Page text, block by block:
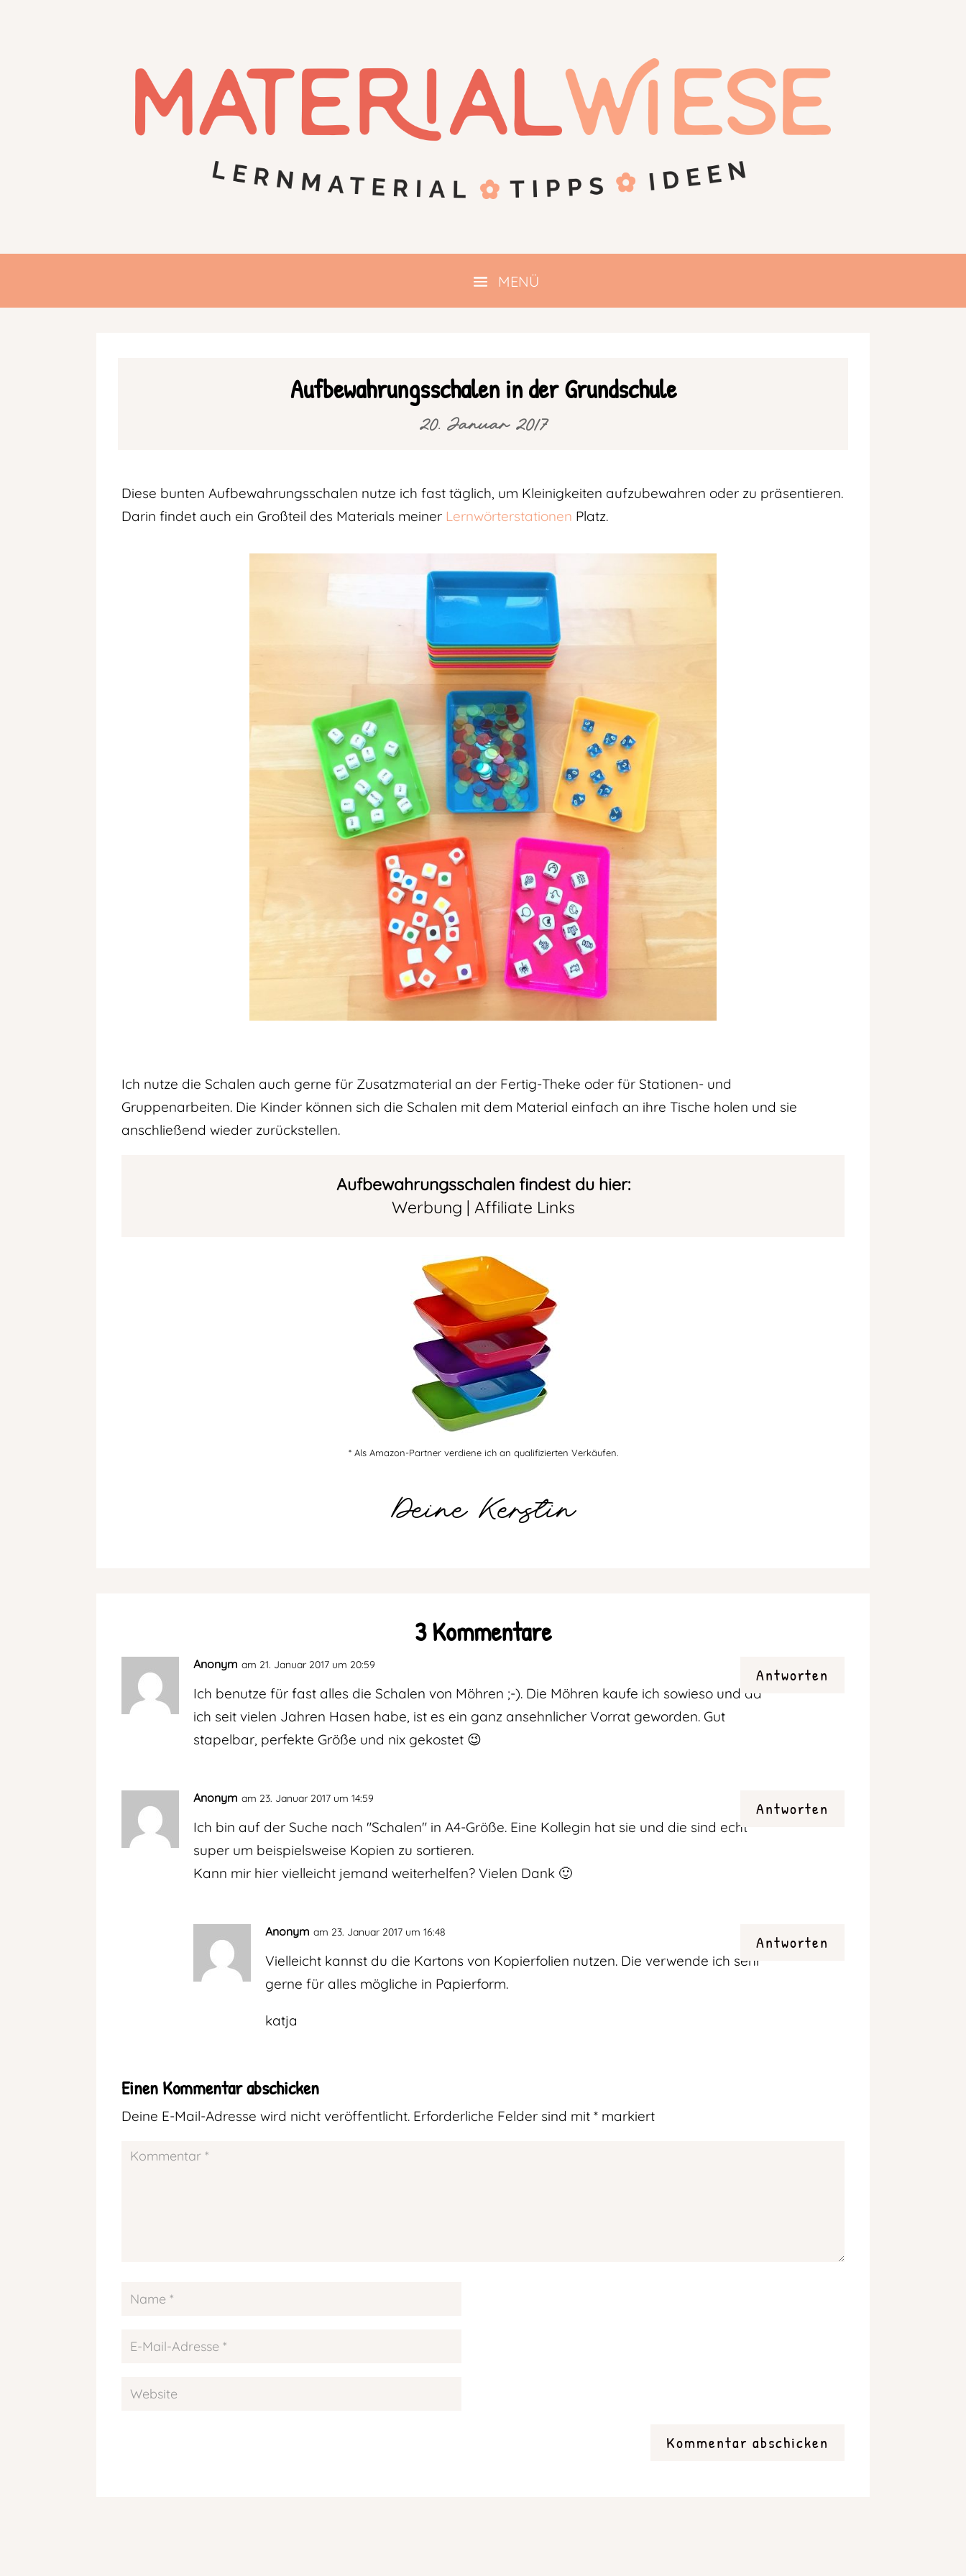
Aufbewahrungsschalen in der Grundschule
20. Januar 2017
Diese bunten Aufbewahrungsschalen nutze ich fast täglich, um Kleinigkeiten aufzubewahren oder zu präsentieren.
Darin findet auch ein Großteil des Materials meiner Lernwörterstationen Platz.
Ich nutze die Schalen auch gerne für Zusatzmaterial an der Fertig-Theke oder für Stationen- und
Gruppenarbeiten. Die Kinder können sich die Schalen mit dem Material einfach an ihre Tische holen und sie
anschließend wieder zurückstellen.
Aufbewahrungsschalen findest du hier:
Werbung | Affiliate Links
* Als Amazon-Partner verdiene ich an qualifizierten Verkäufen.
Deine Kerstin
3 Kommentare
Anonym am 21. Januar 2017 um 20:59
Ich benutze für fast alles die Schalen von Möhren ;-). Die Möhren kaufe ich sowieso und da
ich seit vielen Jahren Hasen habe, ist es ein ganz ansehnlicher Vorrat geworden. Gut
stapelbar, perfekte Größe und nix gekostet 😉
Antworten
Anonym am 23. Januar 2017 um 14:59
Ich bin auf der Suche nach "Schalen" in A4-Größe. Eine Kollegin hat sie und die sind echt
super um beispielsweise Kopien zu sortieren.
Kann mir hier vielleicht jemand weiterhelfen? Vielen Dank 🙂
Antworten
Anonym am 23. Januar 2017 um 16:48
Vielleicht kannst du die Kartons von Kopierfolien nutzen. Die verwende ich sehr
gerne für alles mögliche in Papierform.
katja
Antworten
Einen Kommentar abschicken
Deine E-Mail-Adresse wird nicht veröffentlicht. Erforderliche Felder sind mit* markiert
Kommentar abschicken